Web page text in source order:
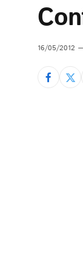
16/05/2012